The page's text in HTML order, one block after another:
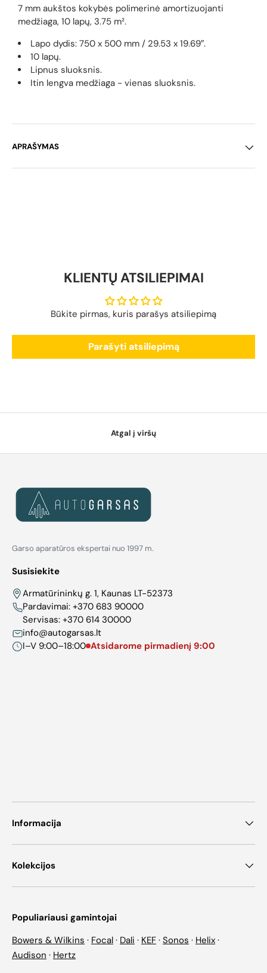
7 mm aukštos kokybės polimerinė amortizuojanti
medžiaga, 10 lapų, 3.75 m².
Lapo dydis: 750 x 500 mm / 29.53 x 19.69″.
10 lapų.
Lipnus sluoksnis.
Itin lengva medžiaga - vienas sluoksnis.
APRAŠYMAS
KLIENTŲ ATSILIEPIMAI
Būkite pirmas, kuris parašys atsiliepimą
Parašyti atsiliepimą
Atgal į viršų
Garso aparatūros ekspertai nuo 1997 m.
Susisiekite
Armatūrininkų g. 1, Kaunas LT-52373
Pardavimai: +370 683 90000
Servisas: +370 614 30000
info@autogarsas.lt
I–V 9:00–18:00 Atsidarome pirmadienį 9:00
Informacija
Kolekcijos
Populiariausi gamintojai
Bowers & Wilkins · Focal · Dali · KEF · Sonos · Helix ·
Audison · Hertz